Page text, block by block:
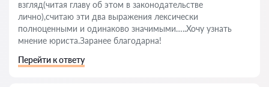
взгляд(читая главу об этом в законодательстве
лично),считаю эти два выражения лексически
полноценными и одинаково значимыми…..Хочу узнать
мнение юриста.Заранее благодарна!
Перейти к ответу